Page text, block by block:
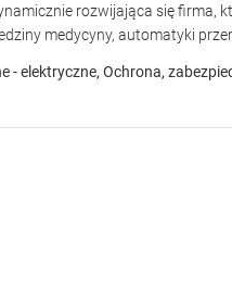
rozwijająca się
medycyny, automatyki
- elektryczne, Ochrona,